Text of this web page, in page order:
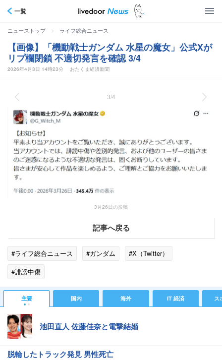
一覧
ニューストップ > ライフ総合ニュース
【画像】「機動戦士ガンダム 水星の魔女」公式Xが
リプ欄閉鎖 不適切発言を確認 3/4
2026年4月3日 14時23分 おたくま経済新聞
3/4
3月26日の投稿
記事へ戻る
#ライフ総合ニュース #ガンダム
#X（Twitter）
#誹謗中傷
主要 国内 海外 IT 経済 ス
池田直人 佐藤佳奈と電撃結婚
脱輪したトラック発見 男性死亡